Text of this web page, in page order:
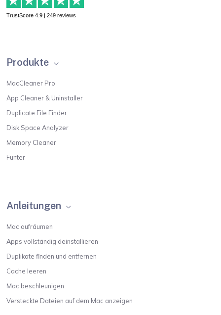
TrustScore 4.9 | 249 reviews
Produkte
MacCleaner Pro
App Cleaner & Uninstaller
Duplicate File Finder
Disk Space Analyzer
Memory Cleaner
Funter
Anleitungen
Mac aufräumen
Apps vollständig deinstallieren
Duplikate finden und entfernen
Cache leeren
Mac beschleunigen
Versteckte Dateien auf dem Mac anzeigen